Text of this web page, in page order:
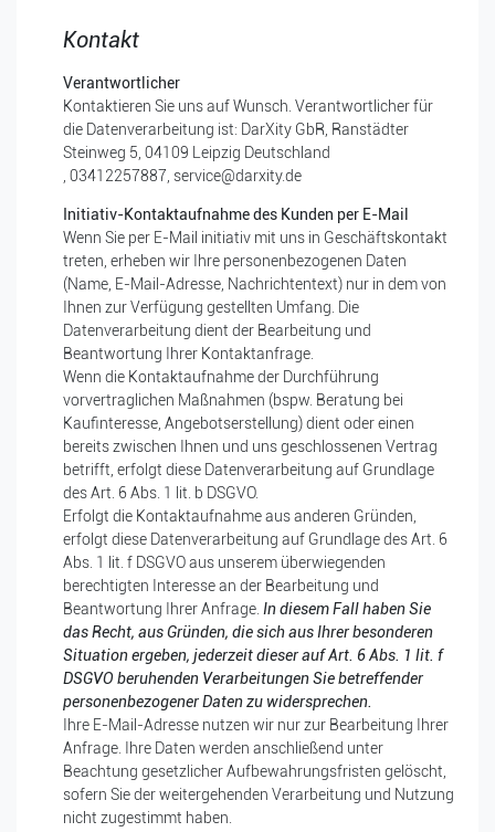
Kontakt
Verantwortlicher
Kontaktieren Sie uns auf Wunsch. Verantwortlicher für
die Datenverarbeitung ist: DarXity GbR, Ranstädter
Steinweg 5, 04109 Leipzig Deutschland
03412257887, service@darxity.de
Initiativ-Kontaktaufnahme des Kunden per E-Mail
Wenn Sie per E-Mail initiativ mit uns in Geschäftskontakt
treten, erheben wir Ihre personenbezogenen Daten
(Name, E-Mail-Adresse, Nachrichtentext) nur in dem von
Ihnen zur Verfügung gestellten Umfang. Die
Datenverarbeitung dient der Bearbeitung und
Beantwortung Ihrer Kontaktanfrage.
Wenn die Kontaktaufnahme der Durchführung
vorvertraglichen Maßnahmen (bspw. Beratung bei
Kaufinteresse, Angebotserstellung) dient oder einen
bereits zwischen Ihnen und uns geschlossenen Vertrag
betrifft, erfolgt diese Datenverarbeitung auf Grundlage
des Art. 6 Abs. 1 lit. b DSGVO.
Erfolgt die Kontaktaufnahme aus anderen Gründen,
erfolgt diese Datenverarbeitung auf Grundlage des Art. 6
Abs. 1 lit. f DSGVO aus unserem überwiegenden
berechtigten Interesse an der Bearbeitung und
Beantwortung Ihrer Anfrage. In diesem Fall haben Sie
das Recht, aus Gründen, die sich aus Ihrer besonderen
Situation ergeben, jederzeit dieser auf Art. 6 Abs. 1 lit. f
DSGVO beruhenden Verarbeitungen Sie betreffender
personenbezogener Daten zu widersprechen.
Ihre E-Mail-Adresse nutzen wir nur zur Bearbeitung Ihrer
Anfrage. Ihre Daten werden anschließend unter
Beachtung gesetzlicher Aufbewahrungsfristen gelöscht,
sofern Sie der weitergehenden Verarbeitung und Nutzung
nicht zugestimmt haben.